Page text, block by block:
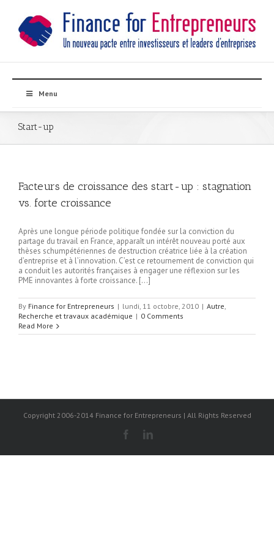
Menu
Start-up
Facteurs de croissance des start-up : stagnation
vs. forte croissance
Après une longue période politique fondée sur la conviction du
partage du travail en France, apparaît un intérêt nouveau porté aux
thèses schumpétériennes de destruction créatrice liée à la création
d’entreprise et à l’innovation. C’est ce retournement de conviction qui
a conduit les autorités françaises à engager une réflexion sur les
PME innovantes à forte croissance. […]
By Finance for Entrepreneurs | lundi, 11 octobre, 2010 | Autre,
Recherche et travaux académique | 0 Comments
Read More
Copyright 2006-2014 Finance for Entrepreneurs | All Rights Reserved